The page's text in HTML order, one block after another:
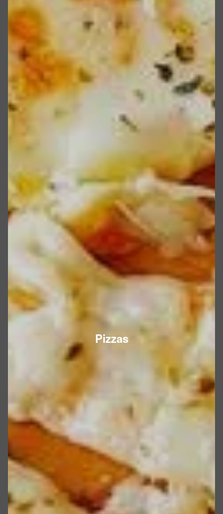
Pizzas